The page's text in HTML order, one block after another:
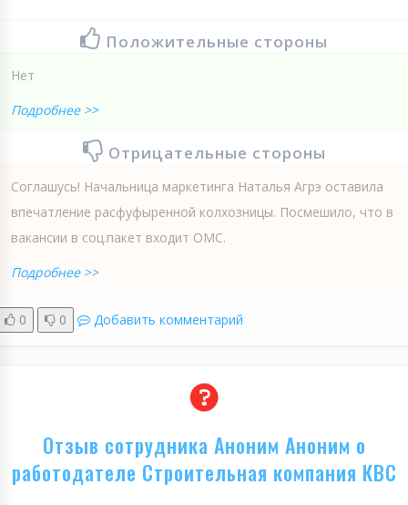
Положительные стороны
Нет
Подробнее >>
Отрицательные стороны
Соглашусь! Начальница маркетинга Наталья Агрэ оставила
впечатление расфуфыренной колхозницы. Посмешило, что в
вакансии в соц.пакет входит ОМС.
Подробнее >>
0 0 Добавить комментарий
Отзыв сотрудника Аноним Аноним о
работодателе Строительная компания КВС